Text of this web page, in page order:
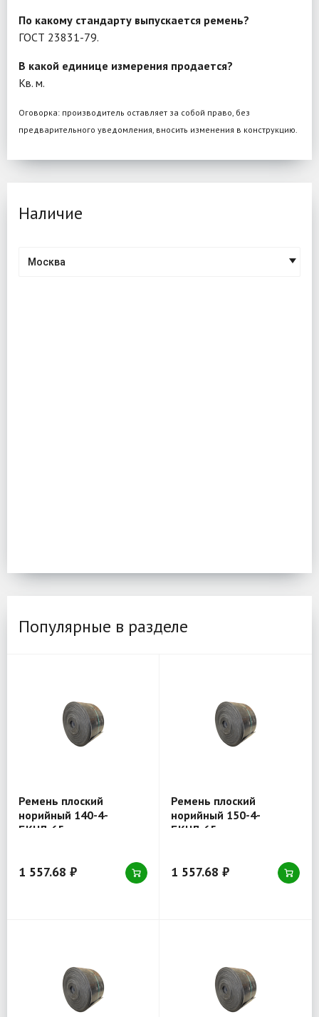
По какому стандарту выпускается ремень?
ГОСТ 23831-79.
В какой единице измерения продается?
Кв. м.
Оговорка: производитель оставляет за собой право, без
предварительного уведомления, вносить изменения в конструкцию.
Наличие
Москва
Популярные в разделе
Ремень плоский
норийный 140-4-
БКНЛ-65
1 557.68 ₽
Ремень плоский
норийный 150-4-
БКНЛ-65
1 557.68 ₽